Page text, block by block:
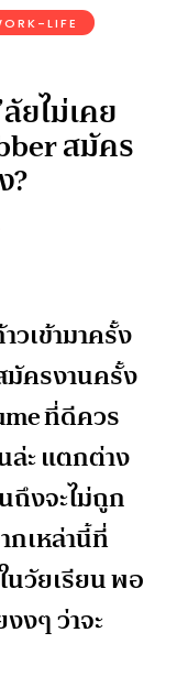
LIFE
ยไม่เคย
สมัคร
?
วเข้ามาครั้ง
มัครงานครั้ง
ที่ดีควร
ล่ะ แตกต่าง
ถึงจะไม่ถูก
เหล่านี้ที่
วัยเรียน พอ
งๆ ว่าจะ